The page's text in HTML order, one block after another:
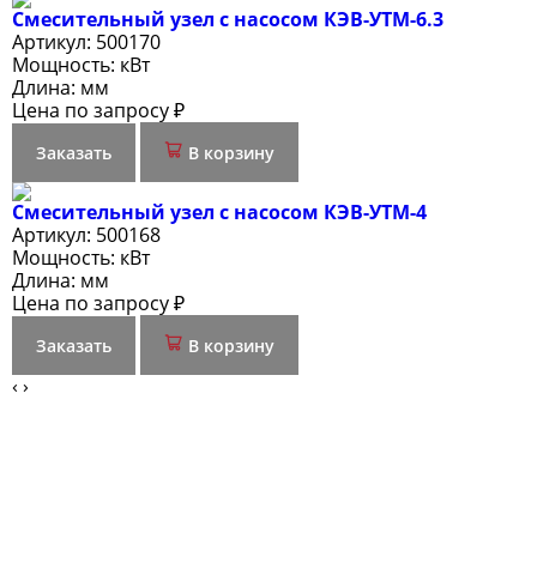
Смесительный узел с насосом КЭВ-УТМ-6.3
Артикул: 500170
Мощность: кВт
Длина: мм
Цена по запросу ₽
Заказать В корзину
Смесительный узел с насосом КЭВ-УТМ-4
Артикул: 500168
Мощность: кВт
Длина: мм
Цена по запросу ₽
Заказать В корзину
‹ ›